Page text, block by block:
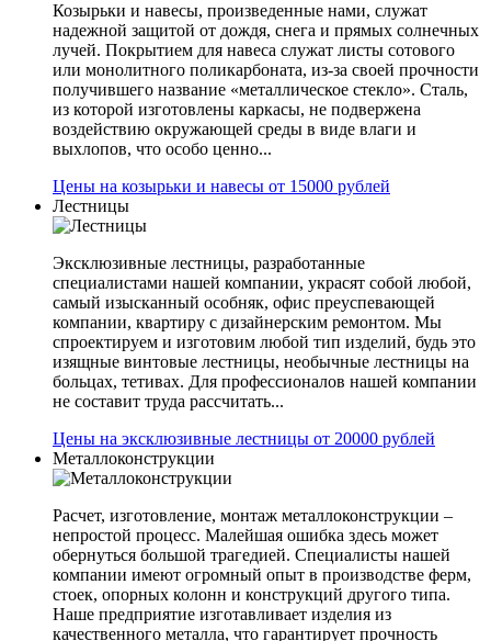
Козырьки и навесы, произведенные нами, служат
надежной защитой от дождя, снега и прямых солнечных
лучей. Покрытием для навеса служат листы сотового
или монолитного поликарбоната, из-за своей прочности
получившего название «металлическое стекло». Сталь,
из которой изготовлены каркасы, не подвержена
воздействию окружающей среды в виде влаги и
выхлопов, что особо ценно...
Цены на козырьки и навесы от 15000 рублей
Лестницы
Эксклюзивные лестницы, разработанные
специалистами нашей компании, украсят собой любой,
самый изысканный особняк, офис преуспевающей
компании, квартиру с дизайнерским ремонтом. Мы
спроектируем и изготовим любой тип изделий, будь это
изящные винтовые лестницы, необычные лестницы на
больцах, тетивах. Для профессионалов нашей компании
не составит труда рассчитать...
Цены на эксклюзивные лестницы от 20000 рублей
Металлоконструкции
Расчет, изготовление, монтаж металлоконструкции –
непростой процесс. Малейшая ошибка здесь может
обернуться большой трагедией. Специалисты нашей
компании имеют огромный опыт в производстве ферм,
стоек, опорных колонн и конструкций другого типа.
Наше предприятие изготавливает изделия из
качественного металла, что гарантирует прочность